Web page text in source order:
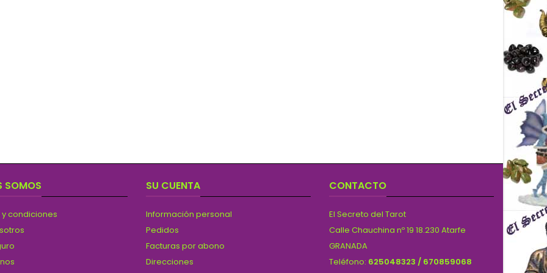
SOMOS
condiciones
SU CUENTA
Información personal
Pedidos
Facturas por abono
Direcciones
CONTACTO
El Secreto del Tarot
Calle Chauchina nº 19 18.230 Atarfe
GRANADA
Teléfono: 625048323 / 670859068